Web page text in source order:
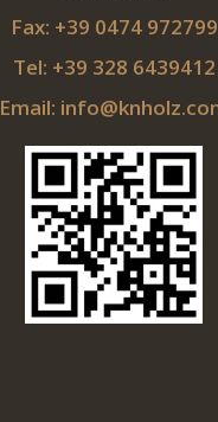
Fax: +39 0474 972799
Tel: +39 328 6439412
Email: